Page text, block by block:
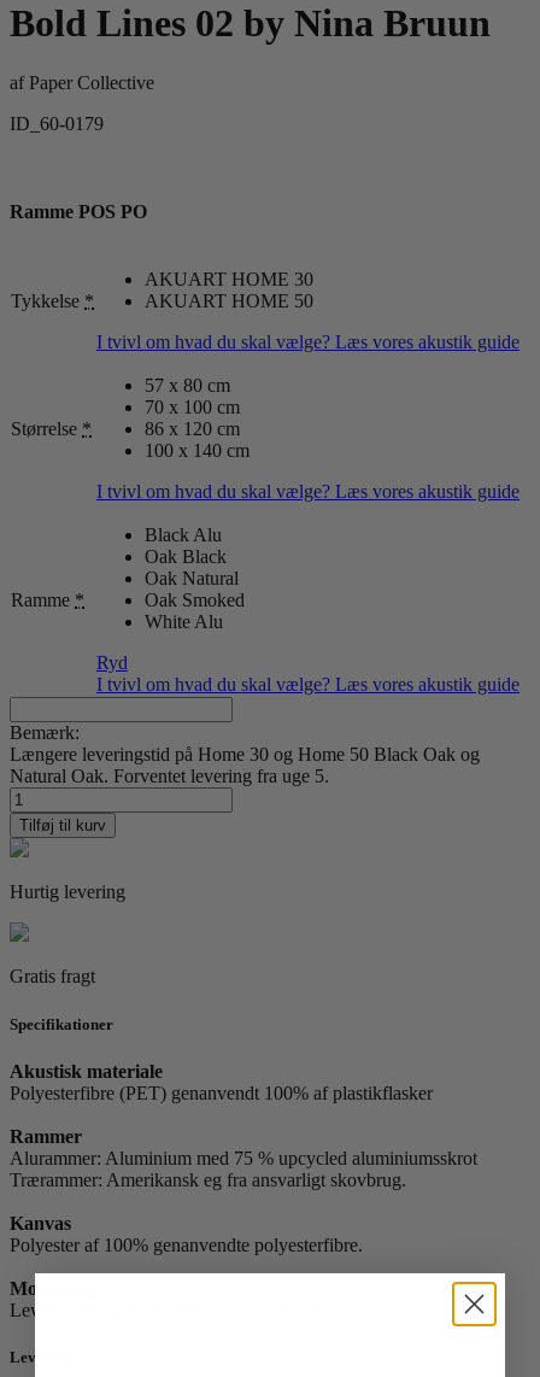
Bold Lines 02 by Nina Bruun
afPaper Collective
ID_60-0179
Ramme POS PO
Tykkelse *
AKUART HOME 30
AKUART HOME 50
I tvivl om hvad du skal vælge? Læs vores akustik guide
Størrelse *
57 x 80 cm
70 x 100 cm
86 x 120 cm
100 x 140 cm
I tvivl om hvad du skal vælge? Læs vores akustik guide
Ramme *
Black Alu
Oak Black
Oak Natural
Oak Smoked
White Alu
Ryd
I tvivl om hvad du skal vælge? Læs vores akustik guide
Bemærk:
Længere leveringstid på Home 30 og Home 50 Black Oak og
Natural Oak. Forventet levering fra uge 5.
Bold
Lines
02
by
Nina
Bruun
antal
Tilføj til kurv
Hurtig levering
Gratis fragt
Specifikationer
Akustisk materiale
Polyesterfibre (PET) genanvendt 100% af plastikflasker
Rammer
Alurammer: Aluminium med 75 % upcycled aluminiumsskrot
Trærammer: Amerikansk eg fra ansvarligt skovbrug.
Kanvas
Polyester af 100% genanvendte polyesterfibre.
Montering
Leveres med ophængsbeslag på bagsiden
Levering